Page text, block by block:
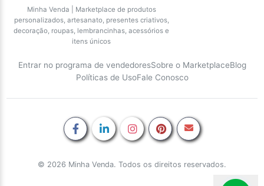
Minha Venda | Marketplace de produtos
personalizados, artesanato, presentes criativos,
decoração, roupas, lembrancinhas, acessórios e
itens únicos
Entrar no programa de vendedoresSobre o MarketplaceBlog
Políticas de UsoFale Conosco
© 2026 Minha Venda. Todos os direitos reservados.